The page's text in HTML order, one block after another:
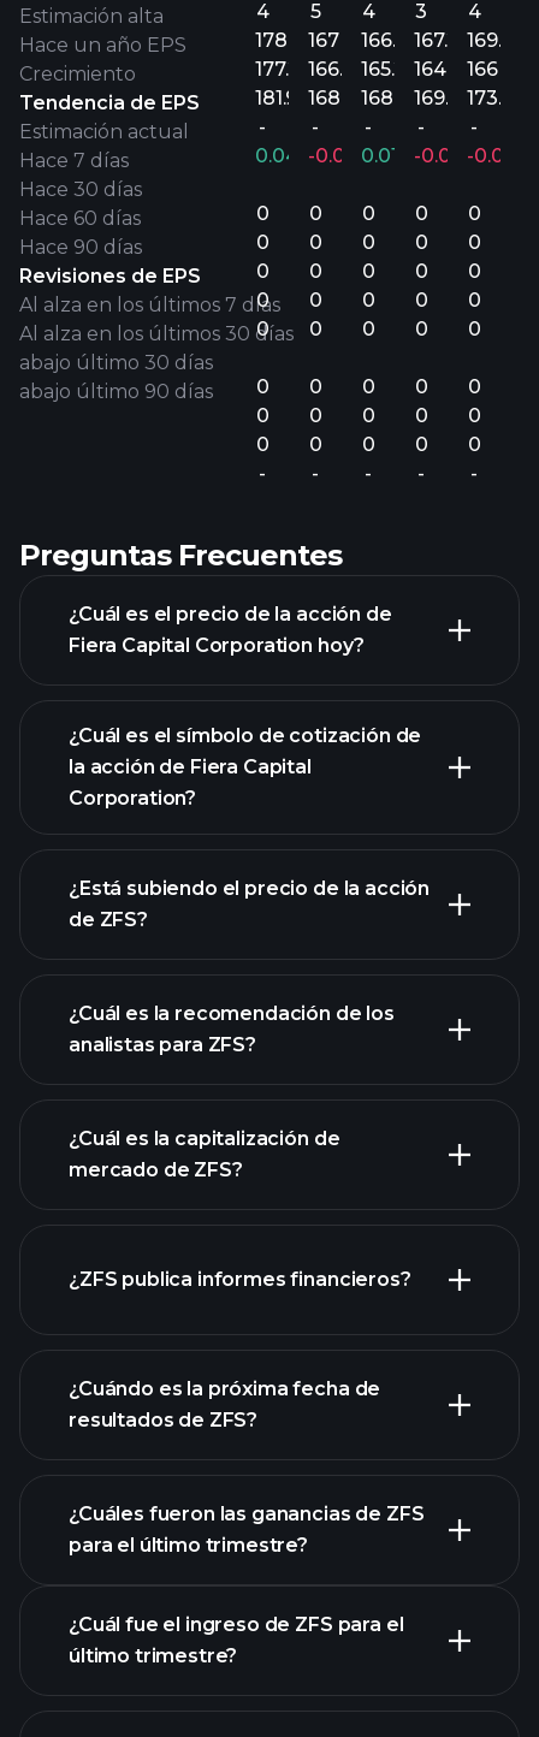
Estimación alta
Hace un año EPS
Crecimiento
Tendencia de EPS
Estimación actual
Hace 7 días
Hace 30 días
Hace 60 días
Hace 90 días
Revisiones de EPS
Al alza en los últimos 7 días
Al alza en los últimos 30 días
abajo último 30 días
abajo último 90 días
4
178.7M
177.2M
181.9M
-
0.04%
0
0
0
0
0
0
0
0
-
5
167M
166.3M
168M
-
-0.01%
0
0
0
0
0
0
0
0
-
4
166.8M
165.2M
168.5M
-
0.01%
0
0
0
0
0
0
0
0
-
3
167.2M
164.1M
169.4M
-
-0.03%
0
0
0
0
0
0
0
0
-
4
169.6M
166M
173.5M
-
-0.01%
0
0
0
0
0
0
0
0
-
Preguntas Frecuentes
¿Cuál es el precio de la acción de
Fiera Capital Corporation hoy?
gráfico avanzado
¿Cuál es el símbolo de cotización de
la acción de Fiera Capital
Corporation?
¿Está subiendo el precio de la acción
de ZFS?
gráfico de ZFS
¿Cuál es la recomendación de los
analistas para ZFS?
¿Cuál es la capitalización de
mercado de ZFS?
nuestra lista de acciones
¿ZFS publica informes financieros?
los estados financieros
de ZFS
¿Cuándo es la próxima fecha de
resultados de ZFS?
¿Cuáles fueron las ganancias de ZFS
para el último trimestre?
¿Cuál fue el ingreso de ZFS para el
último trimestre?